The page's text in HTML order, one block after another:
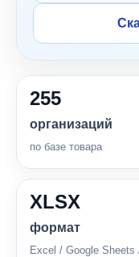
255
организаций
по базе товара
XLSX
формат
Excel / Google Sheets